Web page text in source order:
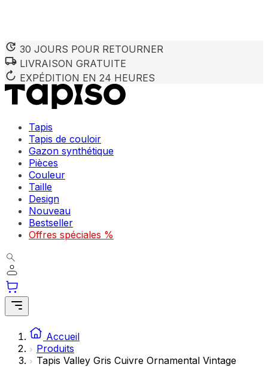
30 JOURS POUR RETOURNER
LIVRAISON GRATUITE
EXPÉDITION EN 24 HEURES
Tapis
Tapis de couloir
Gazon synthétique
Pièces
Couleur
Taille
Design
Nouveau
Bestseller
Offres spéciales %
Accueil
Produits
Tapis Valley Gris Cuivre Ornamental Vintage
Nous utilisons des cookies pour personnaliser le contenu
partenaires peuvent combiner ces informations avec
utilisation de leurs services.
Les cookies indispensables sont cruciaux pour les
Les cookies liés aux préférences permettent au site de
comme votre langue préférée ou la région dans laquelle
Les cookies marketing sont utilisés pour suivre les
engageantes pour l'utilisateur individuel et, par